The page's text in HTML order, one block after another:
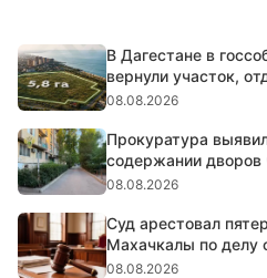
В Дагестане в
вернули участок,
08.08.2026
Прокуратура
содержании дворов
08.08.2026
Суд арестовал
Махачкалы по делу
08.08.2026